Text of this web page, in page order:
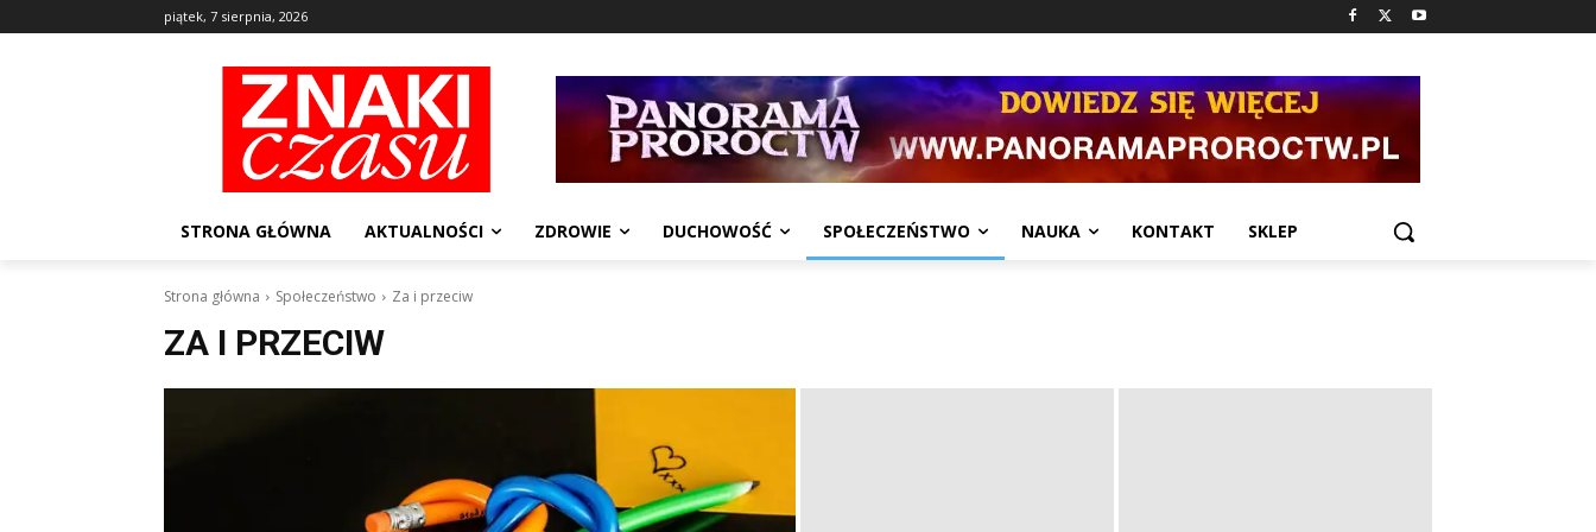
piątek, 7 sierpnia, 2026
STRONA GŁÓWNA AKTUALNOŚCI ZDROWIE DUCHOWOŚĆ SPOŁECZEŃSTWO NAUKA KONTAKT SKLEP
Strona główna Społeczeństwo Za i przeciw
ZA I PRZECIW